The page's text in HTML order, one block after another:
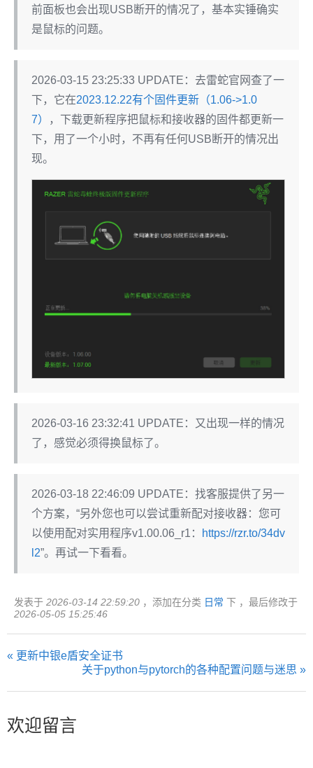
前面板也会出现USB断开的情况了，基本实锤确实
是鼠标的问题。
2026-03-15 23:25:33 UPDATE：去雷蛇官网查了一
下，它在2023.12.22有个固件更新（1.06->1.0
7）
，下载更新程序把鼠标和接收器的固件都更新一
下，用了一个小时，不再有任何USB断开的情况出
现。
2026-03-16 23:32:41 UPDATE：又出现一样的情况
了，感觉必须得换鼠标了。
2026-03-18 22:46:09 UPDATE：找客服提供了另一
个方案，“另外您也可以尝试重新配对接收器：您可
以使用配对实用程序v1.00.06_r1：
https://rzr.to/34dv
l2”。再试一下看看。
发表于 2026-03-14 22:59:20 ，添加在分类 日常 下 ，最后修改于
2026-05-05 15:25:46
« 更新中银e盾安全证书
关于python与pytorch的各种配置问题与迷思 »
欢迎留言